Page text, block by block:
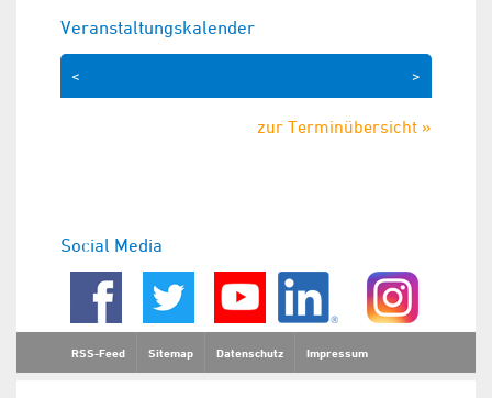
Veranstaltungskalender
>
<
zur Terminübersicht »
Social Media
RSS-Feed Sitemap Datenschutz Impressum